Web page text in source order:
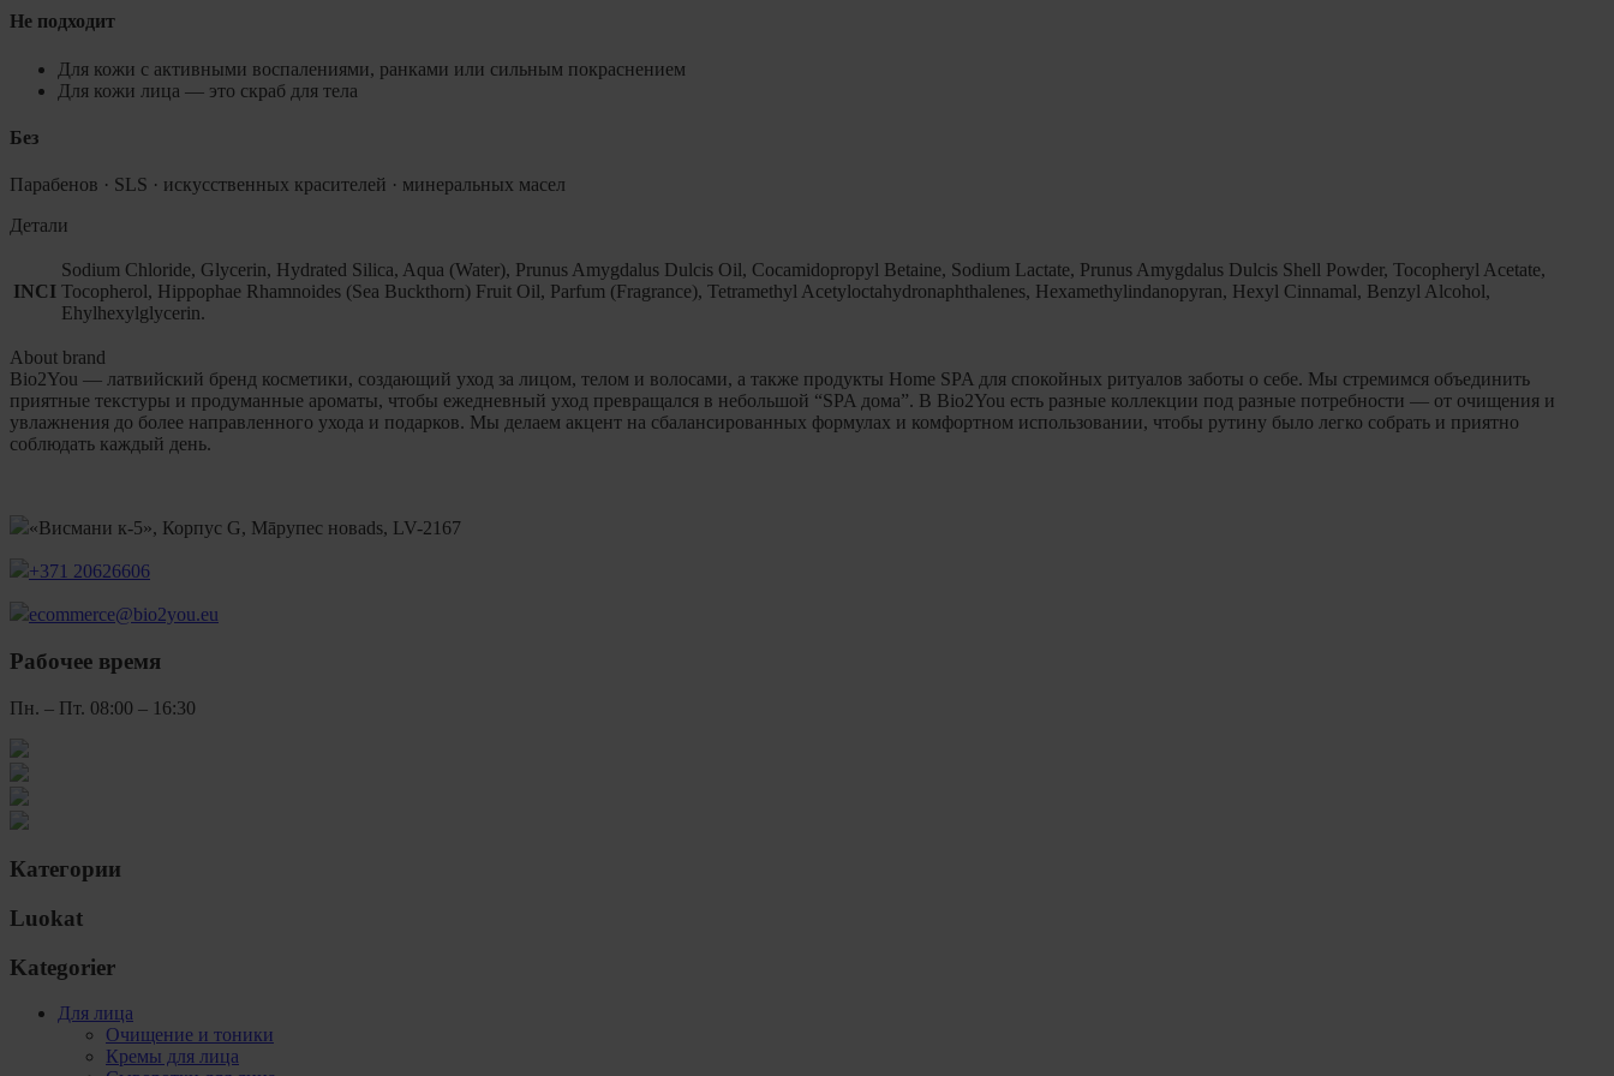
Не подходит
Для кожи с активными воспалениями, ранками или сильным покраснением
Для кожи лица — это скраб для тела
Без
Парабенов · SLS · искусственных красителей · минеральных масел
Детали
INCI
Sodium Chloride, Glycerin, Hydrated Silica, Aqua (Water), Prunus Amygdalus Dulcis Oil, Cocamidopropyl Betaine, Sodium Lactate, Prunus Amygdalus Dulcis Shell Powder, Tocopheryl Acetate,
Tocopherol, Hippophae Rhamnoides (Sea Buckthorn) Fruit Oil, Parfum (Fragrance), Tetramethyl Acetyloctahydronaphthalenes, Hexamethylindanopyran, Hexyl Cinnamal, Benzyl Alcohol,
Ehylhexylglycerin.
About brand
Bio2You — латвийский бренд косметики, создающий уход за лицом, телом и волосами, а также продукты Home SPA для спокойных ритуалов заботы о себе. Мы стремимся объединить
приятные текстуры и продуманные ароматы, чтобы ежедневный уход превращался в небольшой “SPA дома”. В Bio2You есть разные коллекции под разные потребности — от очищения и
увлажнения до более направленного ухода и подарков. Мы делаем акцент на сбалансированных формулах и комфортном использовании, чтобы рутину было легко собрать и приятно
соблюдать каждый день.
«Висмани к-5», Корпус G, Māрупес новads, LV-2167
+371 20626606
ecommerce@bio2you.eu
Рабочее время
Пн. – Пт. 08:00 – 16:30
Категории
Luokat
Kategorier
Для лица
Очищение и тоники
Кремы для лица